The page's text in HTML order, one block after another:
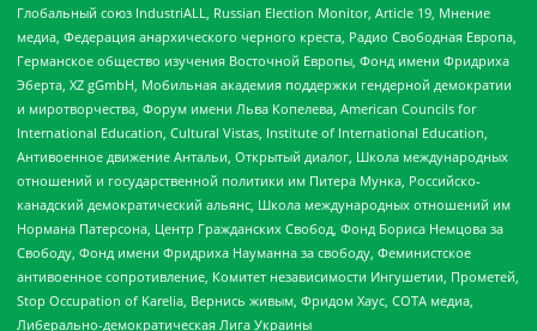
Глобальный союз IndustriALL, Russian Election Monitor, Article 19, Мнение
медиа, Федерация анархического черного креста, Радио Свободная Европа,
Германское общество изучения Восточной Европы, Фонд имени Фридриха
Эберта, XZ gGmbH, Мобильная академия поддержки гендерной демократии
и миротворчества, Форум имени Льва Копелева, American Councils for
International Education, Cultural Vistas, Institute of International Education,
Антивоенное движение Антальи, Открытый диалог, Школа международных
отношений и государственной политики им Питера Мунка, Российско-
канадский демократический альянс, Школа международных отношений им
Нормана Патерсона, Центр Гражданских Свобод, Фонд Бориса Немцова за
Свободу, Фонд имени Фридриха Науманна за свободу, Феминистское
антивоенное сопротивление, Комитет независимости Ингушетии, Прометей,
Stop Occupation of Karelia, Вернись живым, Фридом Хаус, СОТА медиа,
Либерально-демократическая Лига Украины